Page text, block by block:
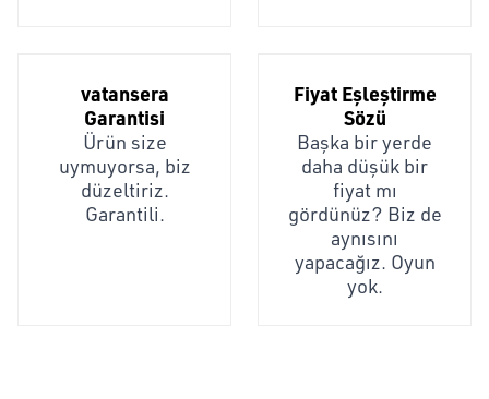
vatansera
Garantisi
Ürün size
uymuyorsa, biz
düzeltiriz.
Garantili.
Fiyat Eşleştirme
Sözü
Başka bir yerde
daha düşük bir
fiyat mı
gördünüz? Biz de
aynısını
yapacağız. Oyun
yok.